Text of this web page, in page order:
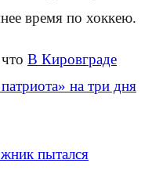
время по хоккею.
В Кировграде
на три дня
пытался